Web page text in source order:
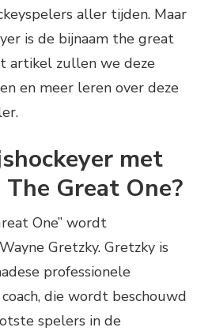
aller tijden. Maar
is de bijnaam the great
artikel zullen we deze
en meer leren over deze
met
Great One?
One” wordt
Gretzky. Gretzky is
professionele
die wordt beschouwd
spelers in de